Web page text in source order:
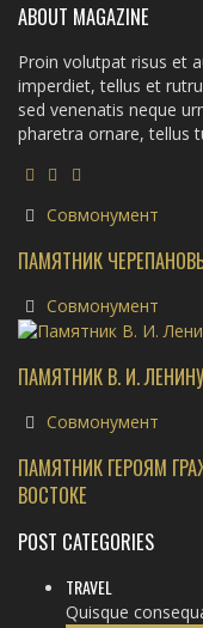
ABOUT MAGAZINE
Proin volutpat risus et
imperdiet, tellus et
sed venenatis neque
pharetra ornare, tellus
Совмонумент
ПАМЯТНИК
Совмонумент
ПАМЯТНИК В. И.
Совмонумент
ПАМЯТНИК ГЕРОЯМ
ВОСТОКЕ
POST CATEGORIES
TRAVEL
Quisque